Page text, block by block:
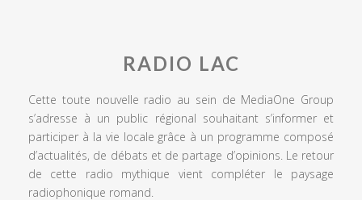
RADIO LAC
Cette toute nouvelle radio au sein de MediaOne Group
s’adresse à un public régional souhaitant s’informer et
participer à la vie locale grâce à un programme composé
d’actualités, de débats et de partage d’opinions. Le retour
de cette radio mythique vient compléter le paysage
radiophonique romand.